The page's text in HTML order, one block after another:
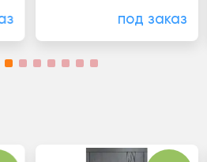
под заказ